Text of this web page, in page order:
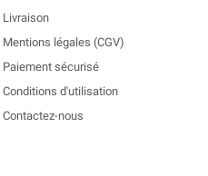
Livraison
Mentions légales (CGV)
Paiement sécurisé
Conditions d'utilisation
Contactez-nous